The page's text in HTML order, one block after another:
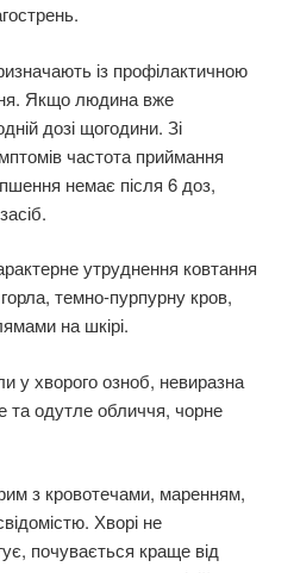
із профілактичною
Якщо людина вже
дозі щогодини. Зі
частота приймання
немає після 6 доз,
утруднення ковтання
темно-пурпурну кров,
на шкірі.
у хворого озноб, невиразна
та одутле обличчя, чорне
з кровотечами, маренням,
Хворі не
почувається краще від